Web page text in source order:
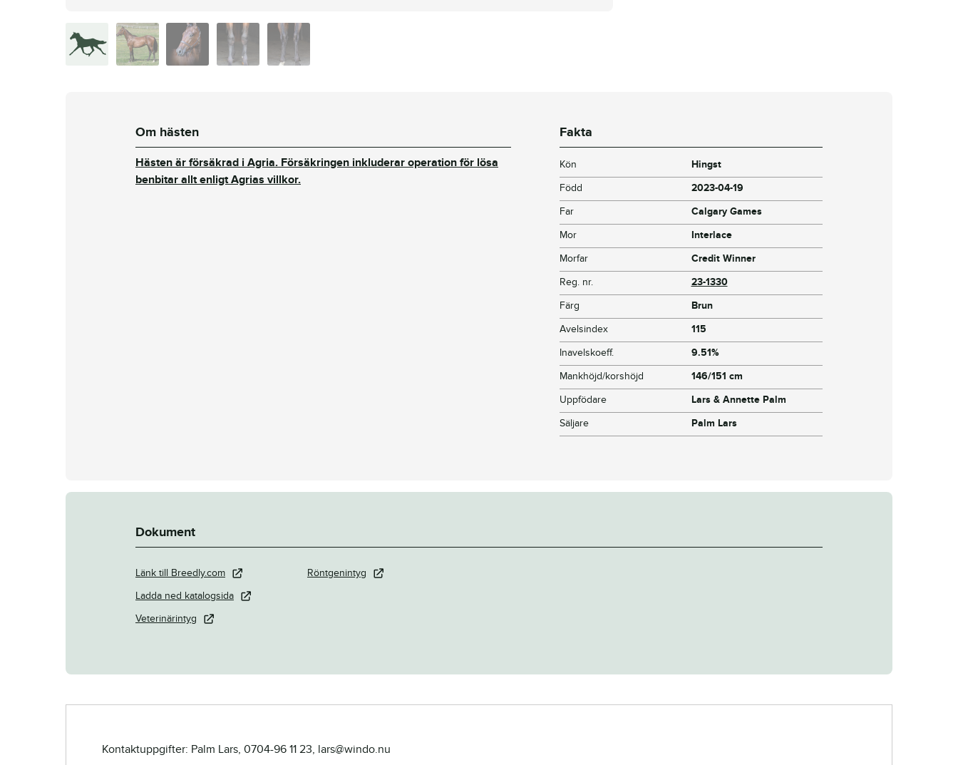
69 CochranfromL.A. Racing Mediaon Vimeo.
Om hästen
Hästen är försäkrad i Agria. Försäkringen inkluderar operation för lösa
benbitar allt enligt Agrias villkor.
Fakta
Kön
Hingst
Född
2023-04-19
Far
Calgary Games
Mor
Interlace
Morfar
Credit Winner
Reg. nr.
23-1330
Färg
Brun
Avelsindex
115
Inavelskoeff.
9.51%
Mankhöjd/korshöjd
146/151 cm
Uppfödare
Lars & Annette Palm
Säljare
Palm Lars
Dokument
Länk till Breedly.com
Ladda ned katalogsida
Veterinärintyg
Röntgenintyg
Kontaktuppgifter: Palm Lars, 0704-96 11 23, lars@windo.nu